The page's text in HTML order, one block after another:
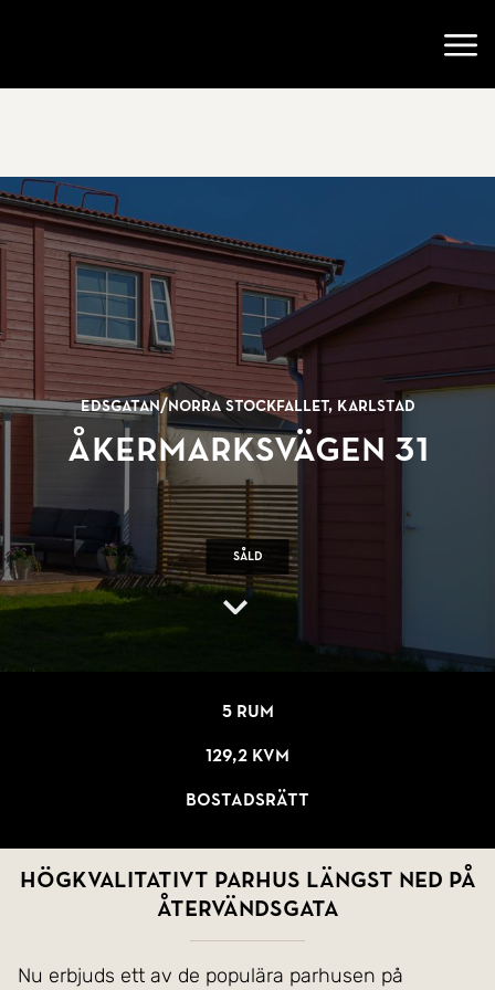
Edsgatan/Norra Stockfallet, Karlstad
Åkermarksvägen 31
Såld
5 rum
129,2 kvm
Bostadsrätt
HÖGKVALITATIVT PARHUS LÄNGST NED PÅ
ÅTERVÄNDSGATA
Nu erbjuds ett av de populära parhusen på